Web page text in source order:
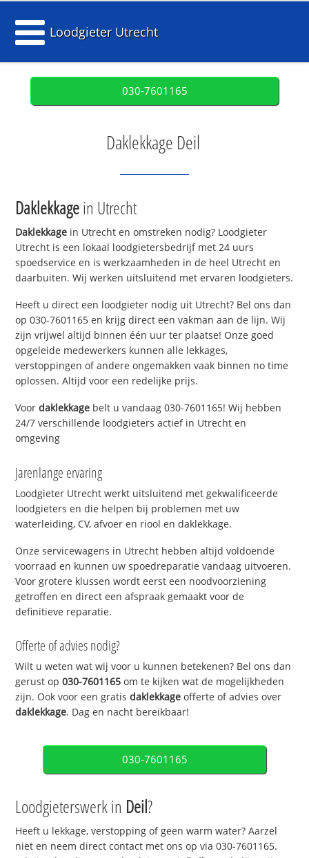
Loodgieter Utrecht
030-7601165
Daklekkage Deil
Daklekkagein Utrecht
Daklekkage in Utrecht en omstreken nodig? Loodgieter
Utrecht is een lokaal loodgietersbedrijf met 24 uurs
spoedservice en is werkzaamheden in de heel Utrecht en
daarbuiten. Wij werken uitsluitend met ervaren loodgieters.
Heeft u direct een loodgieter nodig uit Utrecht? Bel ons dan
op 030-7601165 en krijg direct een vakman aan de lijn. Wij
zijn vrijwel altijd binnen één uur ter plaatse! Onze goed
opgeleide medewerkers kunnen alle lekkages,
verstoppingen of andere ongemakken vaak binnen no time
oplossen. Altijd voor een redelijke prijs.
Voordaklekkage belt u vandaag 030-7601165! Wij hebben
24/7 verschillende loodgieters actief in Utrecht en
omgeving
Jarenlange ervaring
Loodgieter Utrecht werkt uitsluitend met gekwalificeerde
loodgieters en die helpen bij problemen met uw
waterleiding, CV, afvoer en riool en daklekkage.
Onze servicewagens in Utrecht hebben altijd voldoende
voorraad en kunnen uw spoedreparatie vandaag uitvoeren.
Voor grotere klussen wordt eerst een noodvoorziening
getroffen en direct een afspraak gemaakt voor de
definitieve reparatie.
Offerte of advies nodig?
Wilt u weten wat wij voor u kunnen betekenen? Bel ons dan
gerust op030-7601165 om te kijken wat de mogelijkheden
zijn. Ook voor een gratisdaklekkage offerte of advies over
daklekkage. Dag en nacht bereikbaar!
030-7601165
Loodgieterswerk in Deil?
Heeft u lekkage, verstopping of geen warm water? Aarzel
niet en neem direct contact met ons op via 030-7601165.